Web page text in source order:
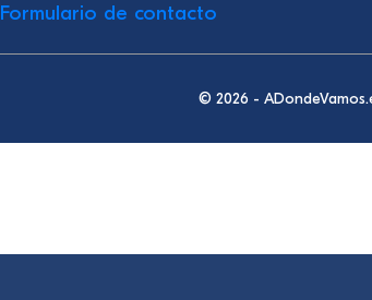
Formulario de contacto
© 2026 -